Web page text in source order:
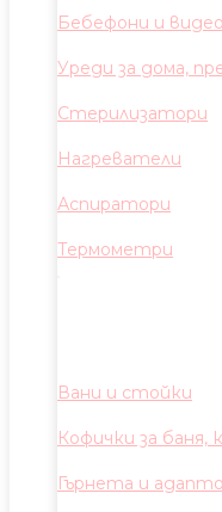
Бебефони и
Уреди за дома,
Стерилизатори
Нагреватели
Аспиратори
Термометри
Вани и стойки
Кофички за баня,
Гърнета и